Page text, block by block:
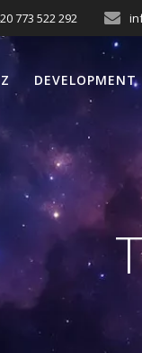
773 522 292
DEVELOPMENT